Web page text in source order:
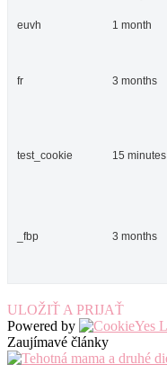
euvh 1 month
fr 3 months
test_cookie 15 minutes
_fbp 3 months
ULOŽIŤ A PRIJAŤ
Powered by
Zaujímavé články